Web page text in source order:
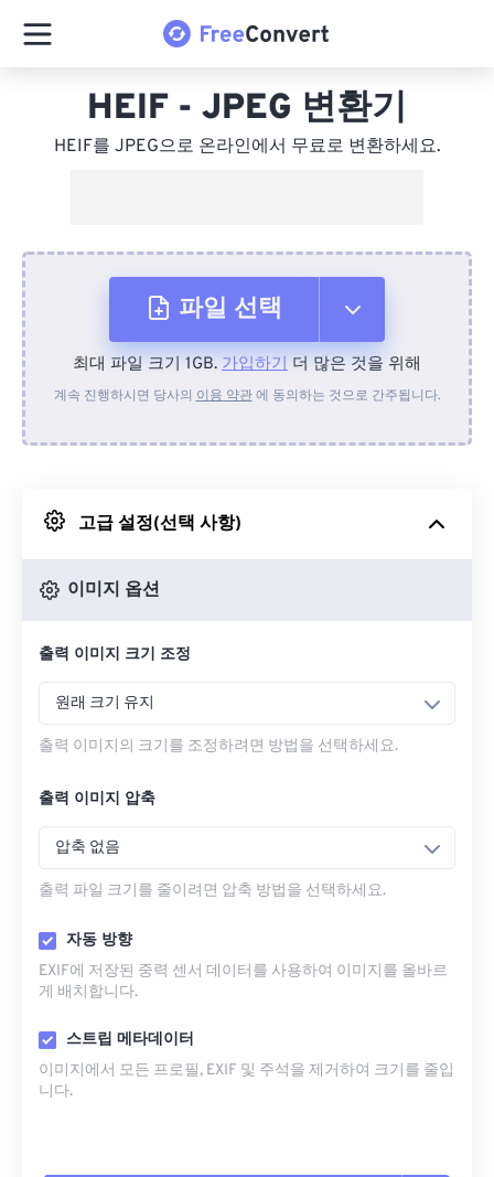
HEIF - JPEG 변환기
HEIF를 JPEG으로 온라인에서 무료로 변환하세요.
파일 선택
장치에서
Google 드라이브에서
최대 파일 크기 1GB. 가입하기 더 많은 것을 위해
계속 진행하시면 당사의 이용 약관에 동의하는 것으로 간주됩니다.
고급 설정(선택 사항)
이미지 옵션
출력 이미지 크기 조정
원래 크기 유지
출력 이미지의 크기를 조정하려면 방법을 선택하세요.
출력 이미지 압축
압축 없음
출력 파일 크기를 줄이려면 압축 방법을 선택하세요.
자동 방향
EXIF에 저장된 중력 센서 데이터를 사용하여 이미지를 올바르
게 배치합니다.
스트립 메타데이터
이미지에서 모든 프로필, EXIF ​​및 주석을 제거하여 크기를 줄입
니다.